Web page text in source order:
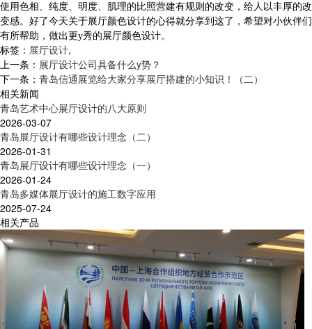
使用色相、纯度、明度、肌理的比照营建有规则的改变，给人以丰厚的改
变感。好了今天关于展厅颜色设计的心得就分享到这了，希望对小伙伴们
有所帮助，做出更y秀的展厅颜色设计。
标签： 展厅设计,
上一条： 展厅设计公司具备什么y势？
下一条： 青岛信通展览给大家分享展厅搭建的小知识！（二）
相关新闻
青岛艺术中心展厅设计的八大原则
2026-03-07
青岛展厅设计有哪些设计理念（二）
2026-01-31
青岛展厅设计有哪些设计理念（一）
2026-01-24
青岛多媒体展厅设计的施工数字应用
2025-07-24
相关产品